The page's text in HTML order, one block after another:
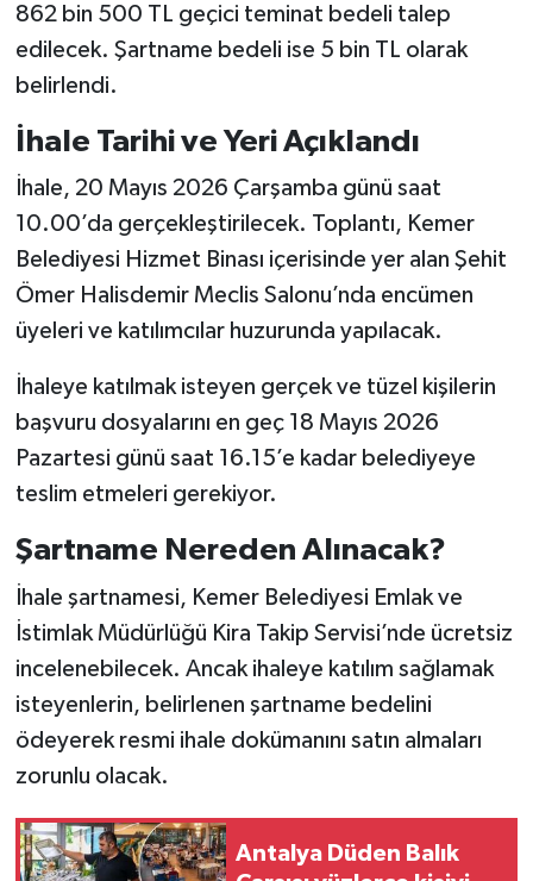
862 bin 500 TL geçici teminat bedeli talep
edilecek. Şartname bedeli ise 5 bin TL olarak
belirlendi.
İhale Tarihi ve Yeri Açıklandı
İhale, 20 Mayıs 2026 Çarşamba günü saat
10.00’da gerçekleştirilecek. Toplantı, Kemer
Belediyesi Hizmet Binası içerisinde yer alan Şehit
Ömer Halisdemir Meclis Salonu’nda encümen
üyeleri ve katılımcılar huzurunda yapılacak.
İhaleye katılmak isteyen gerçek ve tüzel kişilerin
başvuru dosyalarını en geç 18 Mayıs 2026
Pazartesi günü saat 16.15’e kadar belediyeye
teslim etmeleri gerekiyor.
Şartname Nereden Alınacak?
İhale şartnamesi, Kemer Belediyesi Emlak ve
İstimlak Müdürlüğü Kira Takip Servisi’nde ücretsiz
incelenebilecek. Ancak ihaleye katılım sağlamak
isteyenlerin, belirlenen şartname bedelini
ödeyerek resmi ihale dokümanını satın almaları
zorunlu olacak.
Antalya Düden Balık